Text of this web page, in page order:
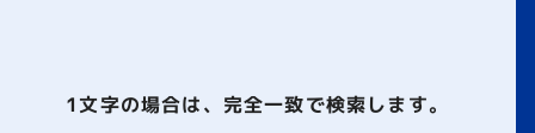
1文字の場合は、完全一致で検索します。